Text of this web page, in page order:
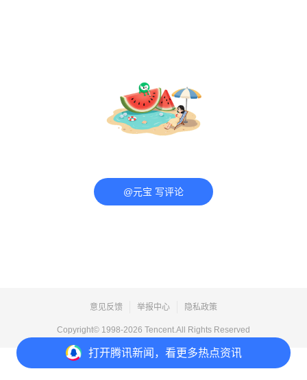
打开腾讯新闻，看更多热点资讯
@元宝 写评论
意见反馈 举报中心 隐私政策
Copyright© 1998-2026 Tencent.All Rights Reserved